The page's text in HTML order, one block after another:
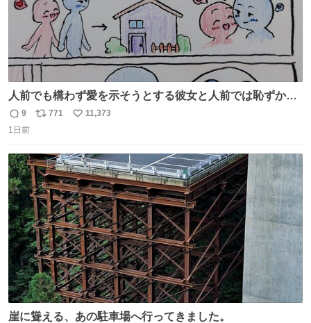
人前でも構わず愛を示そうとする彼女と人前では恥ずかし
いけど彼女を死ぬほど愛している彼氏 同士いませんか✋️
返
信
9
リ
ト
数
771
い
数
11,373
1日前
崖に聳える、あの駐車場へ行ってきました。